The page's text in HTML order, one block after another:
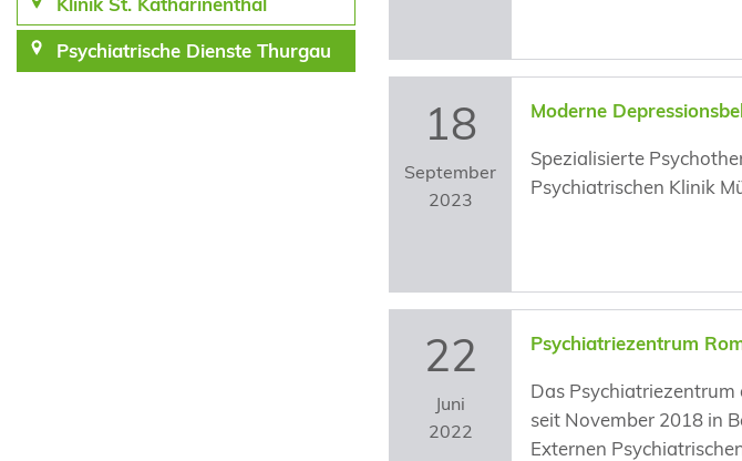
Psychiatrische Dienste Thurgau
18
September
2023
Moderne
Spezialisierte
Psychiatrischen Klinik
22
Juni
2022
Psychiatriezentrum
Das
seit November 2018 in
Externen